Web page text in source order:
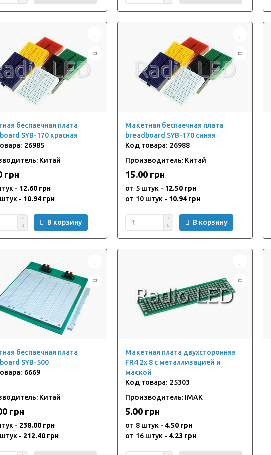
беспаечная плата
SYB-170 красная
26985
Китай
грн
- 12.60 грн
- 10.94 грн
В корзину
Макетная беспаечная плата
breadboard SYB-170 синяя
26988
Производитель: Китай
15.00 грн
от 5 штук - 12.50 грн
от 10 штук - 10.94 грн
В корзину
беспаечная плата
SYB-500
6669
Китай
грн
- 238.00 грн
- 212.40 грн
Макетная плата двухсторонняя
FR4 2x 8 с металлизацией и
маской
25303
Производитель: IMAK
5.00 грн
от 8 штук - 4.50 грн
от 16 штук - 4.23 грн